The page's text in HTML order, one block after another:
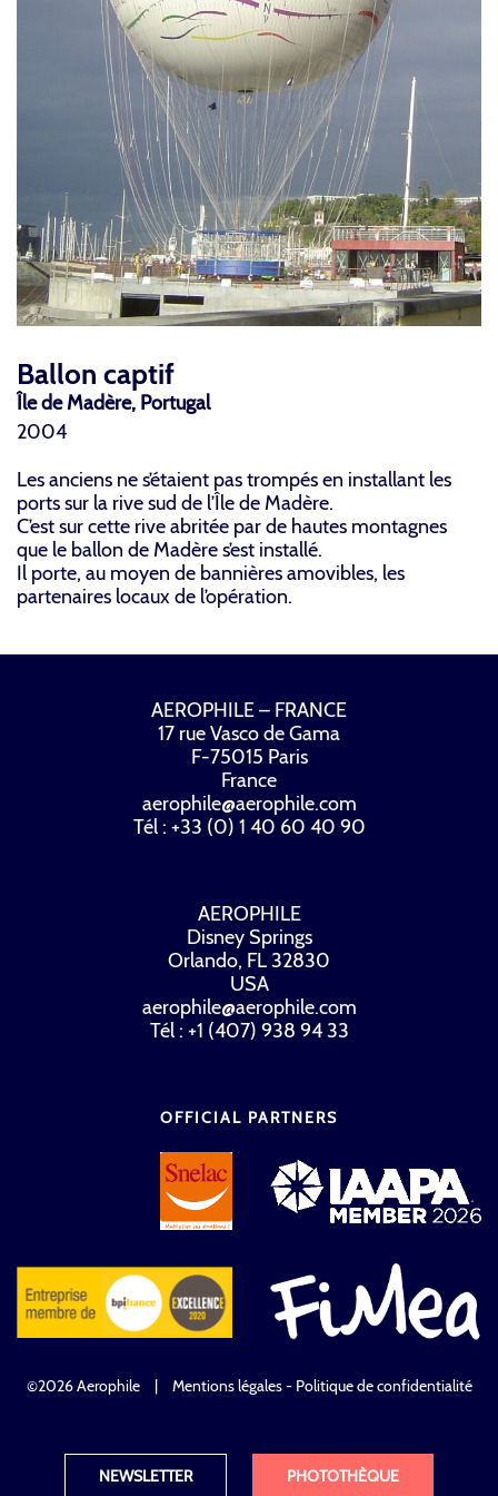
Ballon captif
Île de Madère, Portugal
2004
Les anciens ne s’étaient pas trompés en installant les
ports sur la rive sud de l’Île de Madère.
C’est sur cette rive abritée par de hautes montagnes
que le ballon de Madère s’est installé.
Il porte, au moyen de bannières amovibles, les
partenaires locaux de l’opération.
AEROPHILE – FRANCE
17 rue Vasco de Gama
F-75015 Paris
France
aerophile@aerophile.com
Tél : +33 (0) 1 40 60 40 90
AEROPHILE
Disney Springs
Orlando, FL 32830
USA
aerophile@aerophile.com
Tél : +1 (407) 938 94 33
OFFICIAL PARTNERS
©2026 Aerophile | Mentions légales - Politique de confidentialité
NEWSLETTER PHOTOTHÈQUE